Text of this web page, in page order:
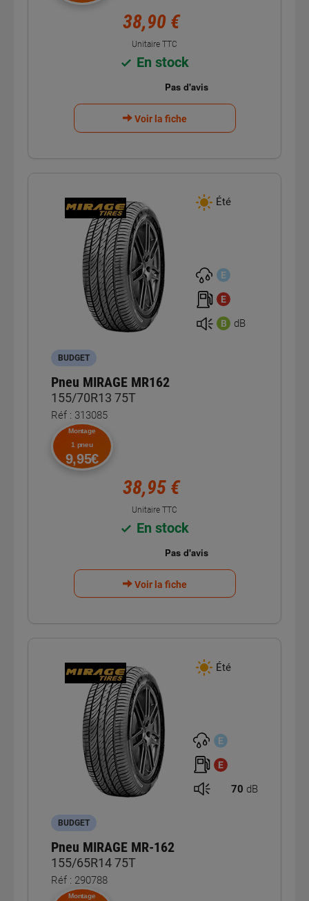
38,90 €
Unitaire TTC
En stock
Voir la fiche
Été
E
E
B dB
BUDGET
Pneu MIRAGE MR162
155/70R13 75T
Réf : 313085
Montage
1 pneu
9,95€
38,95 €
Unitaire TTC
En stock
Voir la fiche
Été
E
E
70 dB
BUDGET
Pneu MIRAGE MR-162
155/65R14 75T
Réf : 290788
Montage